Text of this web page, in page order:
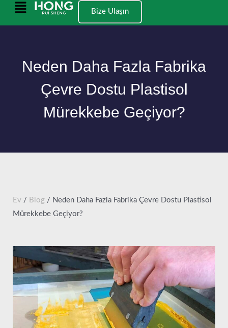
İçeriğeAna
Bize Ulaşın
Neden Daha Fazla Fabrika
Çevre Dostu Plastisol
Mürekkebe Geçiyor?
Ev / Blog / Neden Daha Fazla Fabrika Çevre Dostu Plastisol
Mürekkebe Geçiyor?